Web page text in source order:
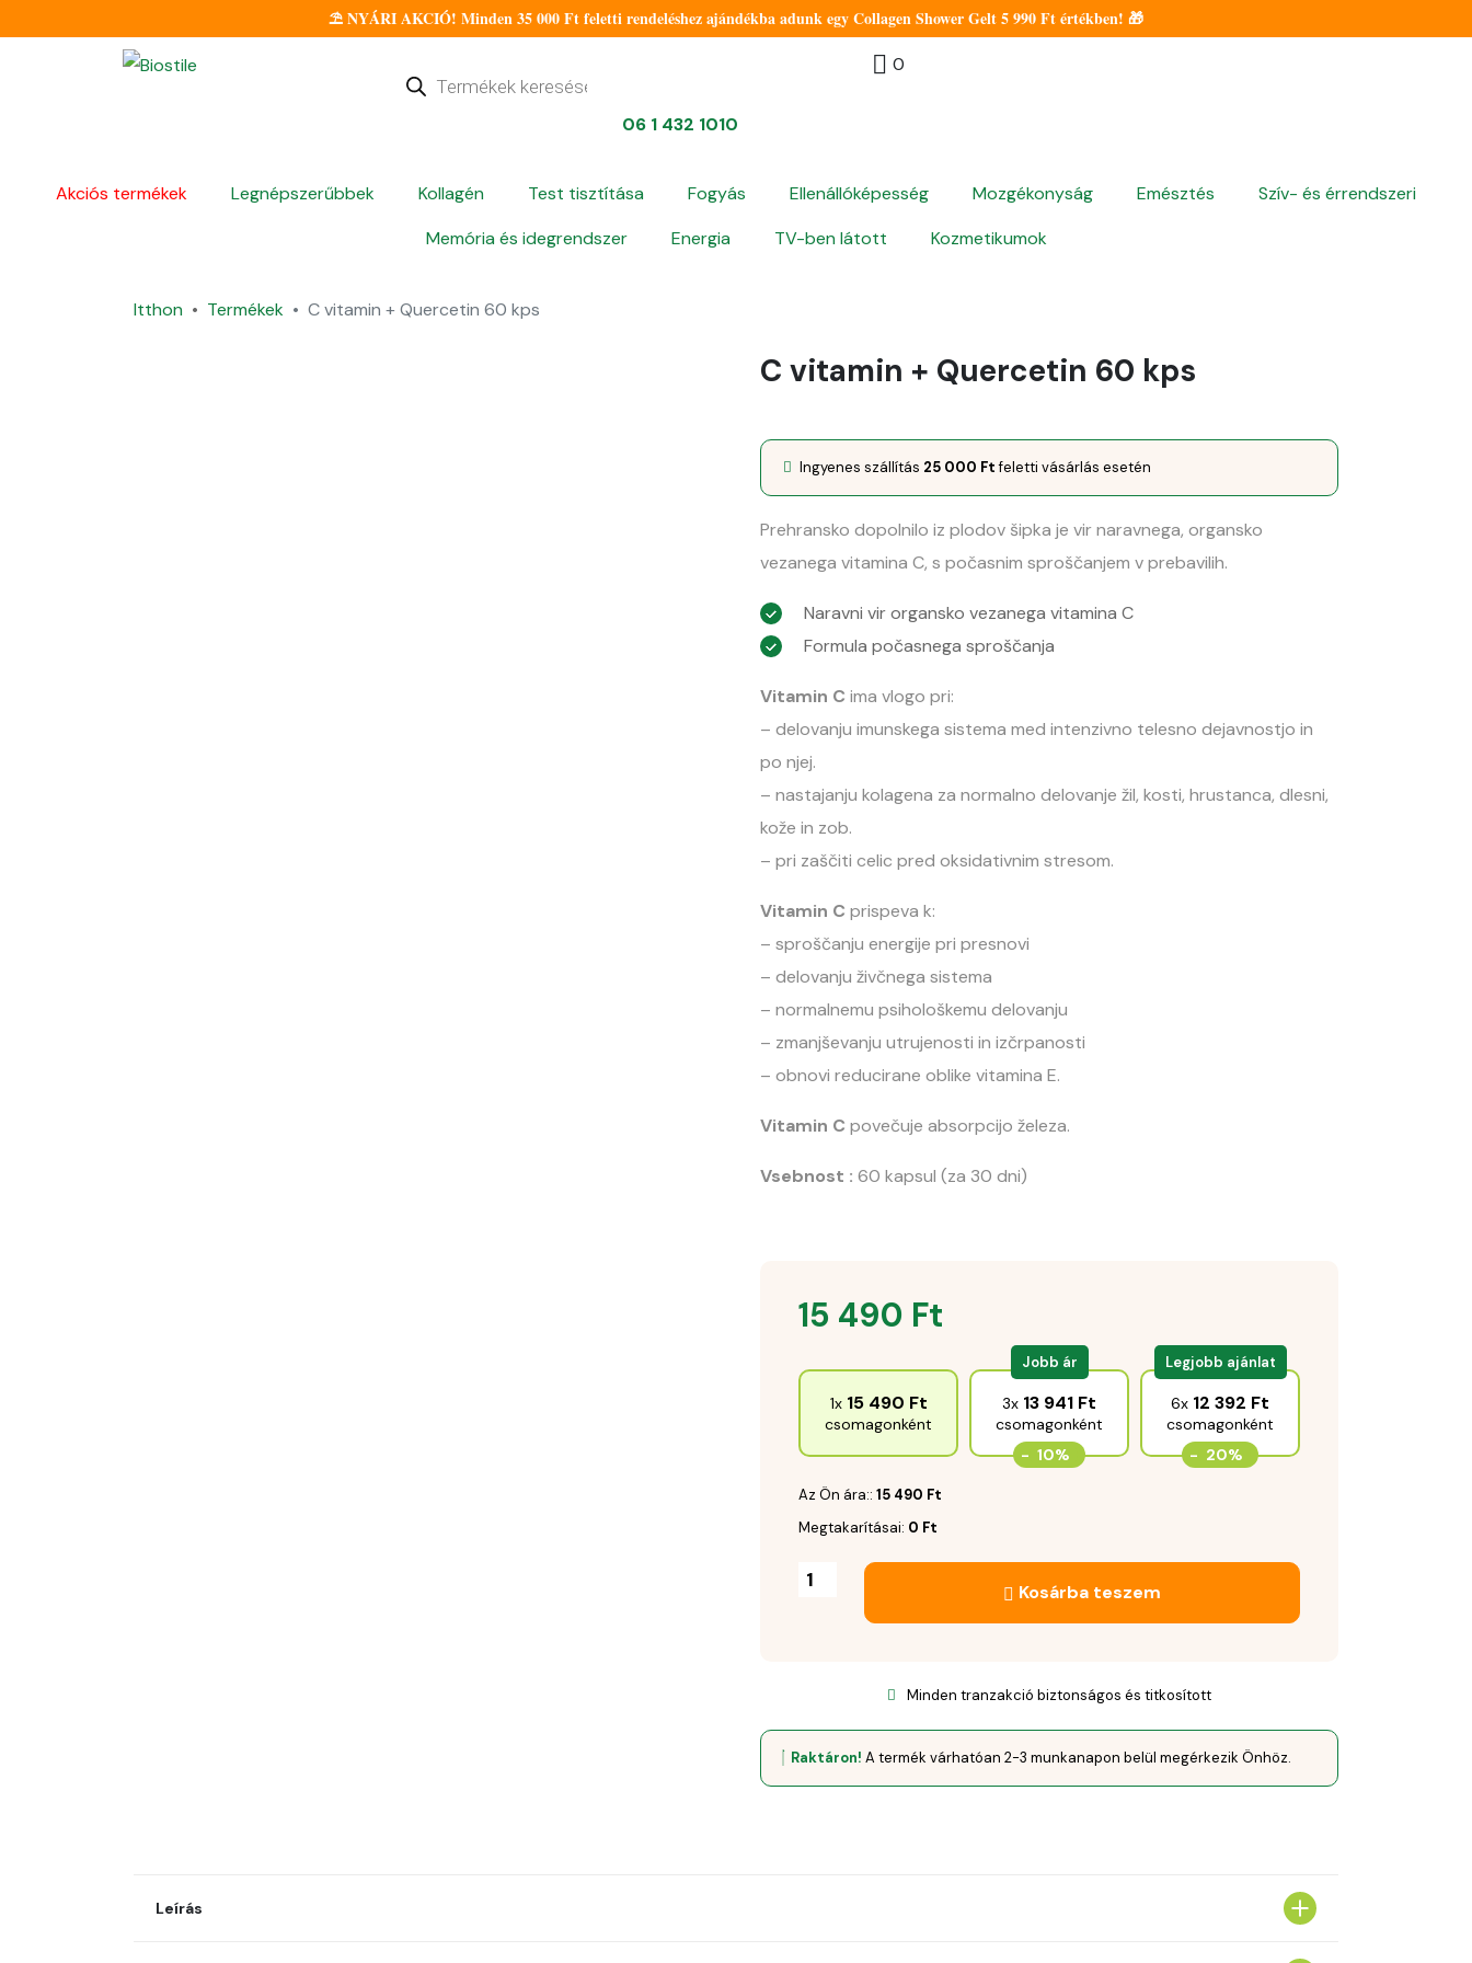
⛱️ NYÁRI AKCIÓ! Minden 35 000 Ft feletti rendeléshez ajándékba adunk egy Collagen Shower Gelt 5 990 Ft értékben! 🎁
06 1 432 1010
0
Akciós termékek Legnépszerűbbek Kollagén Test tisztítása Fogyás Ellenállóképesség Mozgékonyság Emésztés
Szív- és érrendszeri
Memória és idegrendszer
Energia TV-ben látott Kozmetikumok
Itthon Termékek C vitamin + Quercetin 60 kps
C vitamin + Quercetin 60 kps
Ingyenes szállítás 25 000 Ftfeletti vásárlás esetén
Prehransko dopolnilo iz plodov šipka je vir naravnega, organsko
vezanega vitamina C, s počasnim sproščanjem v prebavilih.
Naravni vir organsko vezanega vitamina C
Formula počasnega sproščanja
Vitamin C ima vlogo pri:
– delovanju imunskega sistema med intenzivno telesno dejavnostjo in
po njej.
– nastajanju kolagena za normalno delovanje žil, kosti, hrustanca, dlesni,
kože in zob.
– pri zaščiti celic pred oksidativnim stresom.
Vitamin C prispeva k:
– sproščanju energije pri presnovi
– delovanju živčnega sistema
– normalnemu psihološkemu delovanju
– zmanjševanju utrujenosti in izčrpanosti
– obnovi reducirane oblike vitamina E.
Vitamin C povečuje absorpcijo železa.
Vsebnost : 60 kapsul (za 30 dni)
15 490 Ft
1x 15 490 Ft
csomagonként
3x 13 941 Ft
csomagonként
- 10%
Jobb ár
6x 12 392 Ft
csomagonként
- 20%
Legjobb ajánlat
Az Ön ára:: 15 490 Ft
Megtakarításai: 0 Ft
Kosárba teszem
Minden tranzakció biztonságos és titkosított
Raktáron! A termék várhatóan 2-3 munkanapon belül megérkezik Önhöz.
Leírás